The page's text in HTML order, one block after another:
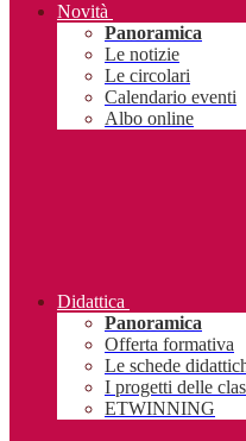
Novità
Panoramica
Le notizie
Le circolari
Calendario eventi
Albo online
Didattica
Panoramica
Offerta formativa
Le schede
I progetti delle
ETWINNING